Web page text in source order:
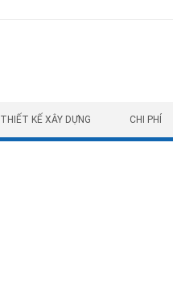
THIẾT KẾ XÂY DỰNG CHI PHÍ